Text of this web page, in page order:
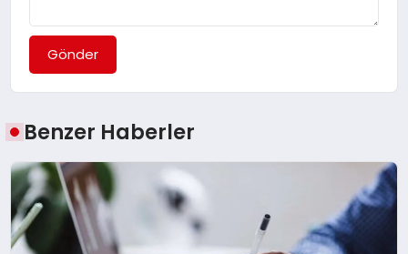
Gönder
Benzer Haberler